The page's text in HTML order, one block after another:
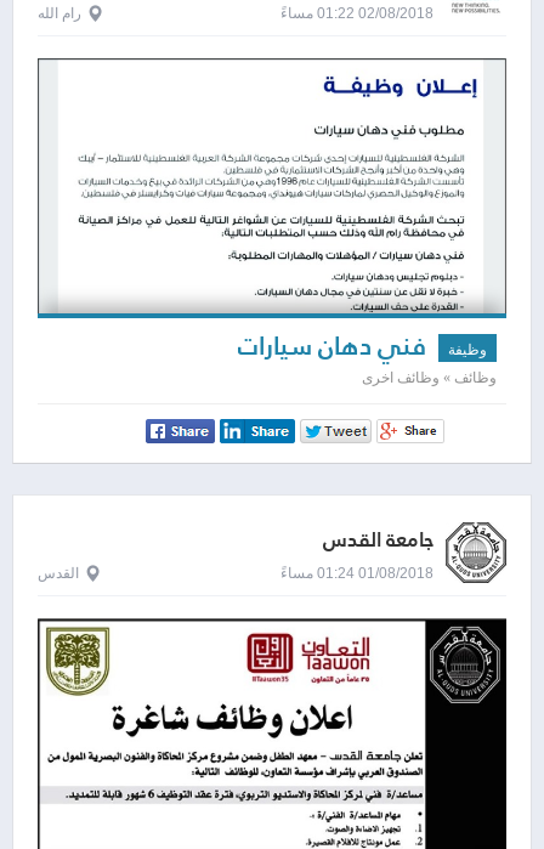
02/08/2018 01:22 مساءً رام الله
وظيفة فني دهان سيارات
وظائف » وظائف اخرى
جامعة القدس
01/08/2018 01:24 مساءً القدس